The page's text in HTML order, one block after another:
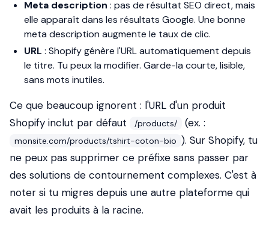
Meta description : pas de résultat SEO direct, mais
elle apparaît dans les résultats Google. Une bonne
meta description augmente le taux de clic.
URL : Shopify génère l'URL automatiquement depuis
le titre. Tu peux la modifier. Garde-la courte, lisible,
sans mots inutiles.
Ce que beaucoup ignorent : l'URL d'un produit
Shopify inclut par défaut
/products/ (ex. :
monsite.com/products/tshirt-coton-bio ). Sur Shopify, tu
ne peux pas supprimer ce préfixe sans passer par
des solutions de contournement complexes. C'est à
noter si tu migres depuis une autre plateforme qui
avait les produits à la racine.